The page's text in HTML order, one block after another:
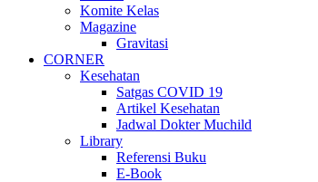
Komite Kelas
Magazine
Gravitasi
CORNER
Kesehatan
Satgas COVID 19
Artikel Kesehatan
Jadwal Dokter Muchild
Library
Referensi Buku
E-Book